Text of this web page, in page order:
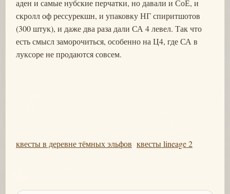
аден и самые нубские перчатки, но давали и СоЕ, и
скролл оф рессурекшн, и упаковку НГ спиритшотов
(300 штук), и даже два раза дали СА 4 левел. Так что
есть смысл заморочиться, особенно на Ц4, где СА в
луксоре не продаются совсем.
квесты в деревне тёмных эльфов квесты lineage 2